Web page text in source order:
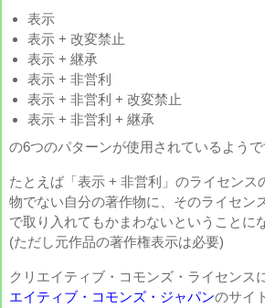
表示
表示 + 改変禁止
表示 + 継承
表示 + 非営利
表示 + 非営利 + 改変禁止
表示 + 非営利 + 継承
の6つのパターンが使用されているようで
たとえば「表示 + 非営利」のライセンス
物でない自分の著作物に、そのライセン
で取り入れてもかまわないということに
(ただし元作品の著作権表示は必要)
クリエイティブ・コモンズ・ライセンス
エイティブ・コモンズ・ジャパンのサイ